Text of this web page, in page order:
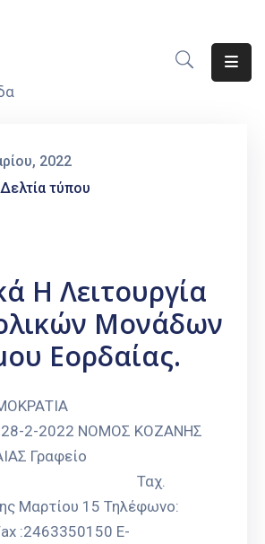
2022
Δελτία τύπου
Η Λειτουργία
Μονάδων
Εορδαίας.
ΔΗΜΟΚΡΑΤΙΑ
2-2022 ΝΟΜΟΣ ΚΟΖΑΝΗΣ
Γραφείο
Ταχ.
Μαρτίου 15 Τηλέφωνο:
:2463350150 E-